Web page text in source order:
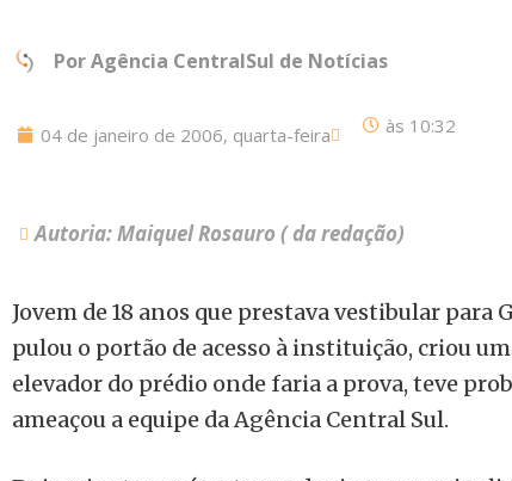
PorAgência CentralSul de Notícias
04 de janeiro de 2006, quarta-feira às 10:32
Autoria: Maiquel Rosauro ( da redação)
Jovem de 18 anos que prestava vestibular para
pulou o portão de acesso à instituição, criou
elevador do prédio onde faria a prova, teve
ameaçou a equipe da Agência Central Sul.